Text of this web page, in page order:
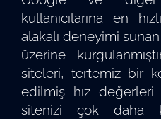
kullanıcılarına en
alakalı deneyimi
üzerine
siteleri, tertemiz bir
edilmiş hız değerleri
sitenizi çok daha